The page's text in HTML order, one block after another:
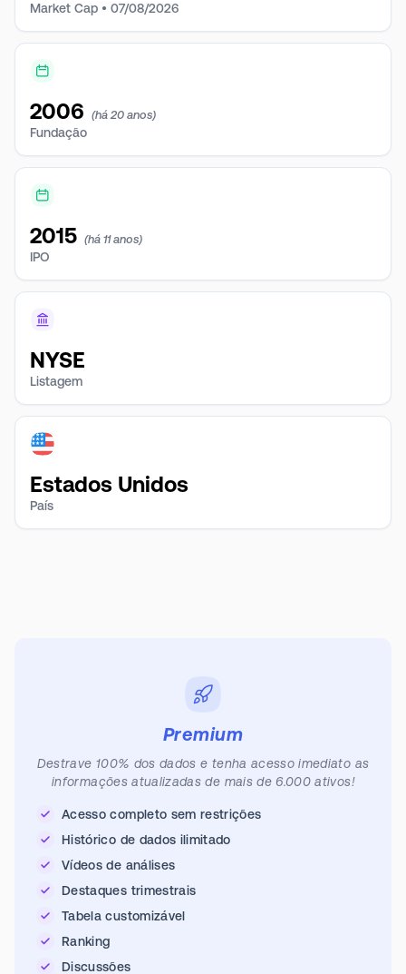
Market Cap • 07/08/2026
2006 (há 20 anos)
Fundação
2015 (há 11 anos)
IPO
NYSE
Listagem
Estados Unidos
País
Premium
Destrave 100% dos dados e tenha acesso imediato as
informações atualizadas de mais de 6.000 ativos!
Acesso completo sem restrições
Histórico de dados ilimitado
Vídeos de análises
Destaques trimestrais
Tabela customizável
Ranking
Discussões